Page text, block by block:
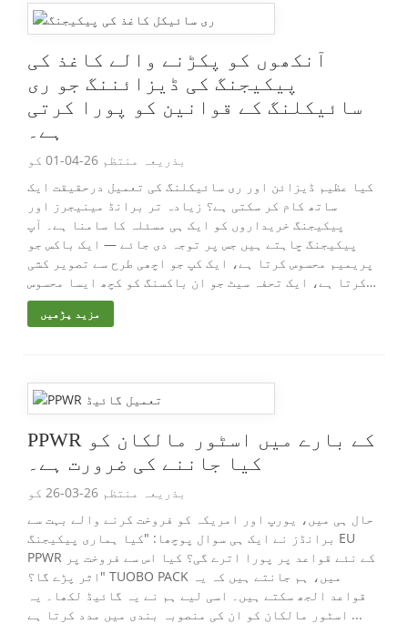
آنکھوں کو پکڑنے والے کاغذ کی
پیکیجنگ کی ڈیزائننگ جو ری
سائیکلنگ کے قوانین کو پورا کرتی
ہے۔
بذریعہ منتظم 26-04-01 کو
کیا عظیم ڈیزائن اور ری سائیکلنگ کی تعمیل درحقیقت ایک
ساتھ کام کر سکتی ہے؟ زیادہ تر برانڈ مینیجرز اور
پیکیجنگ خریداروں کو ایک ہی مسئلہ کا سامنا ہے۔ آپ
پیکیجنگ چاہتے ہیں جس پر توجہ دی جائے — ایک باکس جو
پریمیم محسوس کرتا ہے، ایک کپ جو اچھی طرح سے تصویر کشی
کرتا ہے، ایک تحفہ سیٹ جو ان باکسنگ کو کچھ ایسا محسوس
کرتا ہے...
مزید پڑھیں
PPWR کے بارے میں اسٹور مالکان کو
کیا جاننے کی ضرورت ہے۔
بذریعہ منتظم 26-03-26 کو
حال ہی میں، یورپ اور امریکہ کو فروخت کرنے والے بہت سے
برانڈز نے ایک ہی سوال پوچھا: "کیا ہماری پیکیجنگ EU
PPWR کے نئے قواعد پر پورا اترے گی؟ کیا اس سے فروخت پر
اثر پڑے گا؟" TUOBO PACK میں، ہم جانتے ہیں کہ یہ
قواعد الجھ سکتے ہیں۔ اسی لیے ہم نے یہ گائیڈ لکھا۔ یہ
اسٹور مالکان کو ان کی منصوبہ بندی میں مدد کرتا ہے ...